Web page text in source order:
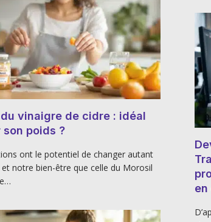
vinaigre de cidre : idéal
son poids ?
ont le potentiel de changer autant
notre bien-être que celle du Morosil